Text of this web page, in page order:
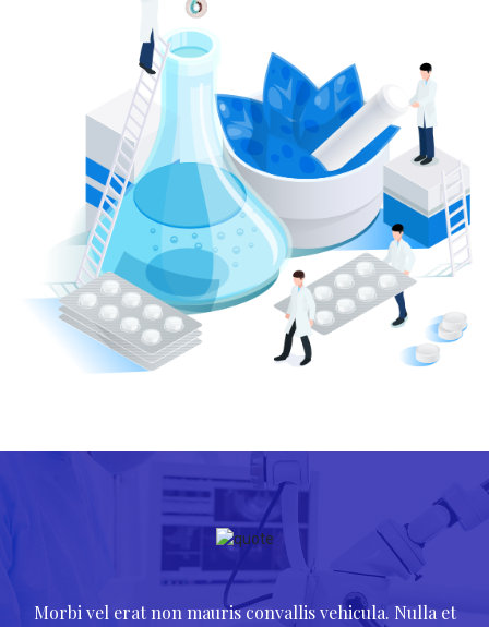
Morbi vel erat non mauris convallis vehicula. Nulla et